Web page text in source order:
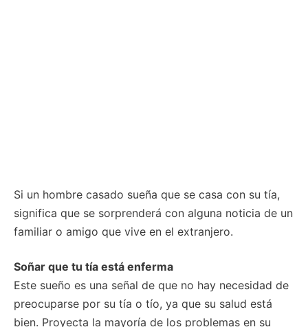
Si un hombre casado sueña que se casa con su tía,
significa que se sorprenderá con alguna noticia de un
familiar o amigo que vive en el extranjero.
Soñar que tu tía está enferma
Este sueño es una señal de que no hay necesidad de
preocuparse por su tía o tío, ya que su salud está
bien. Proyecta la mayoría de los problemas en su